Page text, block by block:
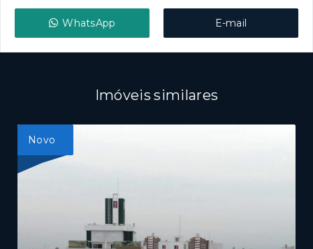
WhatsApp E-mail
Imóveis similares
Novo